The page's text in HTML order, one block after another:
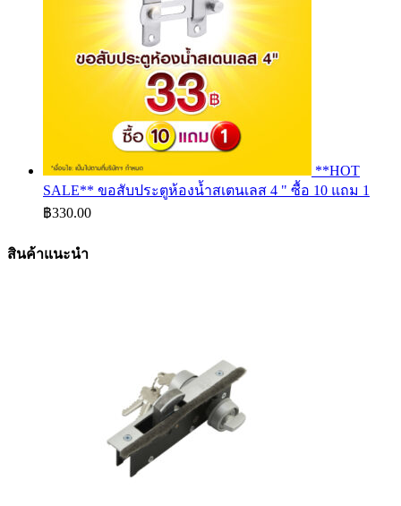
**HOT
SALE** ขอสับประตูห้องน้ำสเตนเลส 4 " ซื้อ 10 แถม 1
฿330.00
สินค้าแนะนำ